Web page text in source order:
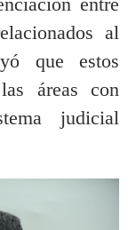
al
que estos
áreas con
judicial